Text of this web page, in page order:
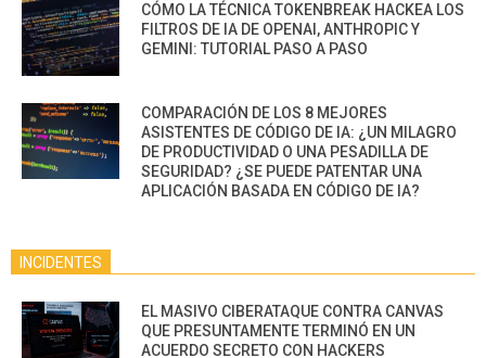
CÓMO LA TÉCNICA TOKENBREAK HACKEA LOS
FILTROS DE IA DE OPENAI, ANTHROPIC Y
GEMINI: TUTORIAL PASO A PASO
COMPARACIÓN DE LOS 8 MEJORES
ASISTENTES DE CÓDIGO DE IA: ¿UN MILAGRO
DE PRODUCTIVIDAD O UNA PESADILLA DE
SEGURIDAD? ¿SE PUEDE PATENTAR UNA
APLICACIÓN BASADA EN CÓDIGO DE IA?
INCIDENTES
EL MASIVO CIBERATAQUE CONTRA CANVAS
QUE PRESUNTAMENTE TERMINÓ EN UN
ACUERDO SECRETO CON HACKERS